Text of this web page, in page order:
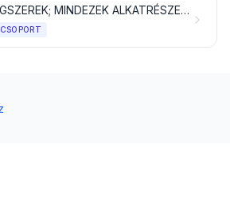
HANGSZEREK; MINDEZEK ALKATRÉSZEI ÉS TARTOZÉKAI